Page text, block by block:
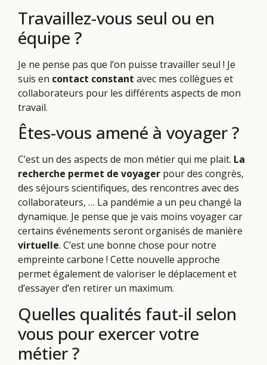
Travaillez-vous seul ou en
équipe ?
Je ne pense pas que l’on puisse travailler seul ! Je
suis en contact constant avec mes collègues et
collaborateurs pour les différents aspects de mon
travail.
Êtes-vous amené à voyager ?
C’est un des aspects de mon métier qui me plait. La
recherche permet de voyager pour des congrès,
des séjours scientifiques, des rencontres avec des
collaborateurs, … La pandémie a un peu changé la
dynamique. Je pense que je vais moins voyager car
certains événements seront organisés de manière
virtuelle. C’est une bonne chose pour notre
empreinte carbone ! Cette nouvelle approche
permet également de valoriser le déplacement et
d’essayer d’en retirer un maximum.
Quelles qualités faut-il selon
vous pour exercer votre
métier ?